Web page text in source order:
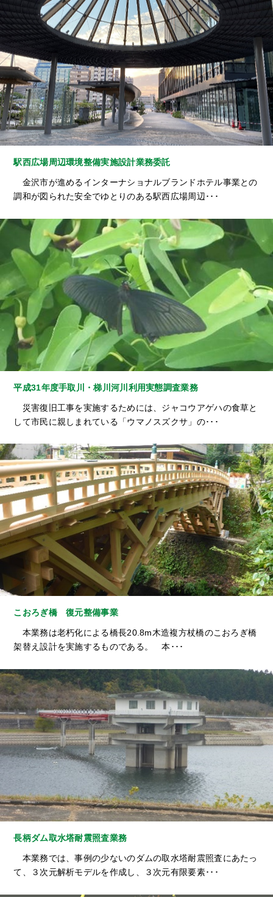
駅西広場周辺環境整備実施設計業務委託
金沢市が進めるインターナショナルブランドホテル事業との
調和が図られた安全でゆとりのある駅西広場周辺･･･
平成31年度手取川・梯川河川利用実態調査業務
災害復旧工事を実施するためには、ジャコウアゲハの食草と
して市民に親しまれている「ウマノスズクサ」の･･･
こおろぎ橋 復元整備事業
本業務は老朽化による橋長20.8m木造複方杖橋のこおろぎ橋
架替え設計を実施するものである。 本･･･
長柄ダム取水塔耐震照査業務
本業務では、事例の少ないのダムの取水塔耐震照査にあたっ
て、３次元解析モデルを作成し、３次元有限要素･･･